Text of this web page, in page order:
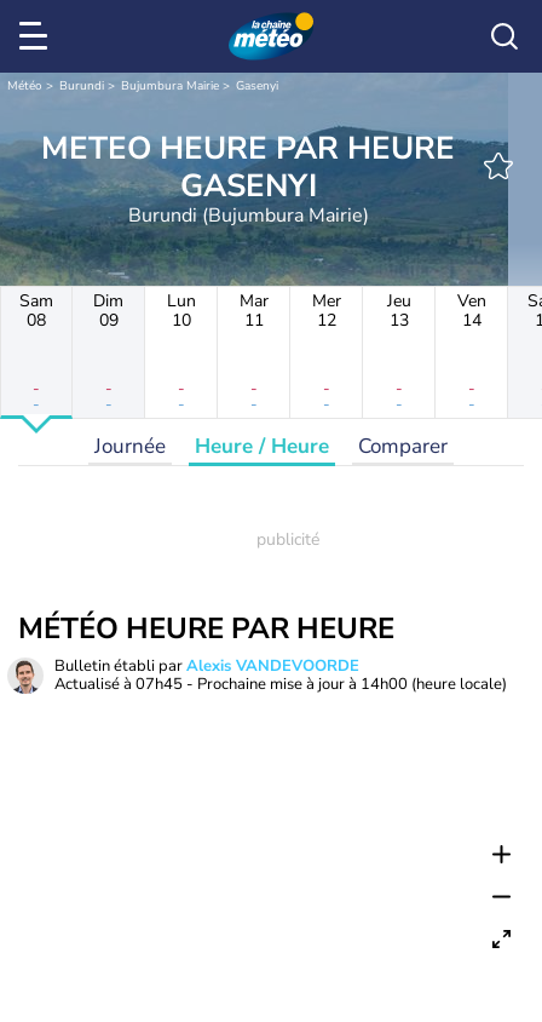
Météo Burundi Bujumbura Mairie Gasenyi
METEO HEURE PAR HEURE
GASENYI
Burundi (Bujumbura Mairie)
Sam
08
-
-
Dim
09
-
-
Lun
10
-
-
Mar
11
-
-
Mer
12
-
-
Jeu
13
-
-
Ven
14
-
-
Journée Heure / Heure Comparer
MÉTÉO HEURE PAR HEURE
Bulletin établi parAlexis VANDEVOORDE
Actualisé à 07h45 - Prochaine mise à jour à 14h00 (heure locale)